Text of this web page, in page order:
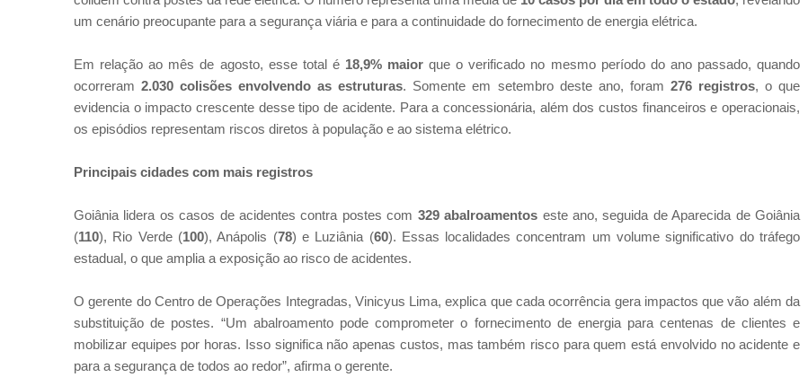
um cenário preocupante para a segurança viária e para a continuidade do fornecimento de energia elétrica.
Em relação ao mês de agosto, esse total é 18,9% maior que o verificado no mesmo período do ano passado, quando
ocorreram2.030 colisões envolvendo as estruturas. Somente em setembro deste ano, foram 276 registros, o que
evidencia o impacto crescente desse tipo de acidente. Para a concessionária, além dos custos financeiros e operacionais,
os episódios representam riscos diretos à população e ao sistema elétrico.
Principais cidades com mais registros
Goiânia lidera os casos de acidentes contra postes com 329 abalroamentos este ano, seguida de Aparecida de Goiânia
(110), Rio Verde (100), Anápolis (78) e Luziânia (60). Essas localidades concentram um volume significativo do tráfego
estadual, o que amplia a exposição ao risco de acidentes.
O gerente do Centro de Operações Integradas, Vinicyus Lima, explica que cada ocorrência gera impactos que vão além da
substituição de postes. “Um abalroamento pode comprometer o fornecimento de energia para centenas de clientes e
mobilizar equipes por horas. Isso significa não apenas custos, mas também risco para quem está envolvido no acidente e
para a segurança de todos ao redor”, afirma o gerente.